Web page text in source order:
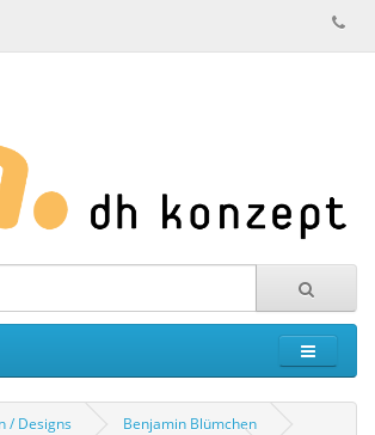
/ Designs
Benjamin Blümchen